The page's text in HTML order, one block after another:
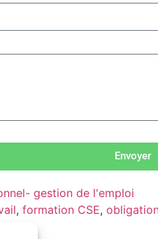
Envoyer
gestion de l'emploi
, formation CSE,